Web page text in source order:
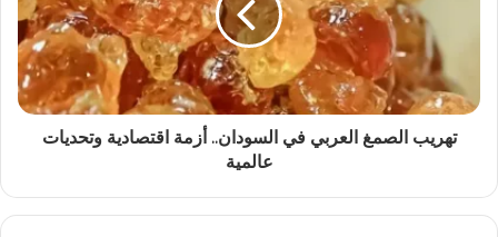
تهريب الصمغ العربي في السودان.. أزمة اقتصادية وتحديات
عالمية